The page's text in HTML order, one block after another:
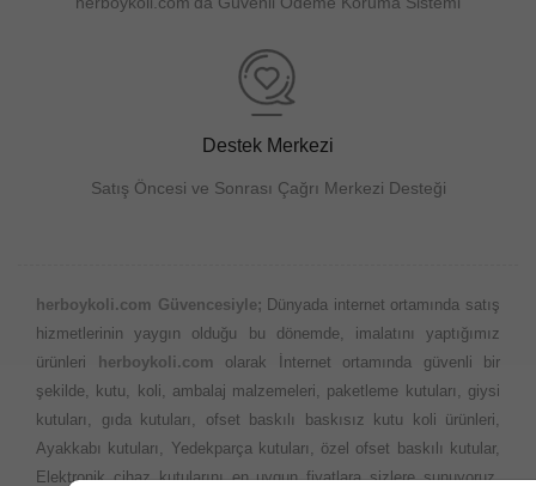
Destek Merkezi
Satış Öncesi ve Sonrası Çağrı Merkezi Desteği
herboykoli.com Güvencesiyle; Dünyada internet ortamında satış
hizmetlerinin yaygın olduğu bu dönemde, imalatını yaptığımız
ürünleri
herboykoli.com
olarak İnternet ortamında güvenli bir
şekilde, kutu, koli, ambalaj malzemeleri, paketleme kutuları, giysi
kutuları, gıda kutuları, ofset baskılı baskısız kutu koli ürünleri,
Ayakkabı kutuları, Yedekparça kutuları, özel ofset baskılı kutular,
Elektronik cihaz kutularını en uygun fiyatlara sizlere sunuyoruz.